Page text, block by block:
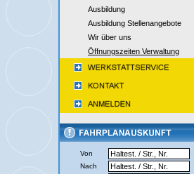
Ausbildung
Ausbildung Stellenangebote
Wir über uns
Öffnungszeiten Verwaltung
Von
Nach